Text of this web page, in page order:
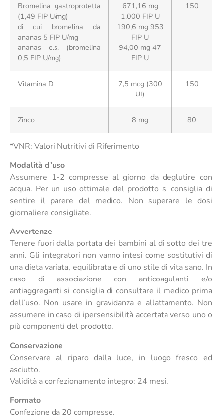
Bromelina gastroprotetta
(1,49 FIP U/mg)
di cui bromelina da
ananas 5 FIP U/mg
ananas e.s. (bromelina
0,5 FIP U/mg)
671,16 mg
1.000 FIP U
190,6 mg 953
FIP U
94,00 mg 47
FIP U
150
Vitamina D
7,5 mcg (300
UI)
150
Zinco 8 mg 80
*VNR: Valori Nutritivi di Riferimento
Modalità d’uso
Assumere 1-2 compresse al giorno da deglutire con
acqua. Per un uso ottimale del prodotto si consiglia di
sentire il parere del medico. Non superare le dosi
giornaliere consigliate.
Avvertenze
Tenere fuori dalla portata dei bambini al di sotto dei tre
anni. Gli integratori non vanno intesi come sostitutivi di
una dieta variata, equilibrata e di uno stile di vita sano. In
caso di associazione con anticoagulanti e/o
antiaggreganti si consiglia di consultare il medico prima
dell’uso. Non usare in gravidanza e allattamento. Non
assumere in caso di ipersensibilità accertata verso uno o
più componenti del prodotto.
Conservazione
Conservare al riparo dalla luce, in luogo fresco ed
asciutto.
Validità a confezionamento integro: 24 mesi.
Formato
Confezione da 20 compresse.